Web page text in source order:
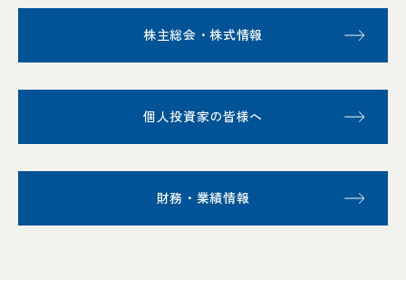
株主総会・株式情報
個人投資家の皆様へ
財務・業績情報